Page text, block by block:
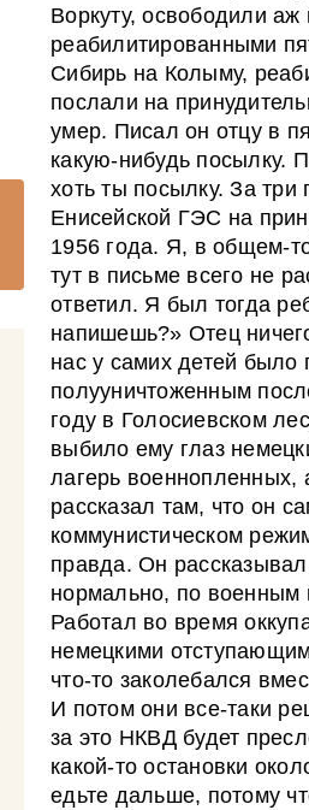
Воркуту, освободили аж
реабилитированными
Сибирь на Колыму,
послали на
умер. Писал он отцу в
какую-нибудь посылку.
хоть ты посылку. За три
Енисейской ГЭС на
1956 года. Я, в общем-
тут в письме всего не
ответил. Я был тогда
напишешь?» Отец
нас у самих детей
полууничтоженным
году в Голосиевском
выбило ему глаз
лагерь военнопленных,
рассказал там, что он
коммунистическом
правда. Он
нормально, по военным
Работал во время
немецкими
что-то заколебался
И потом они все-таки
за это НКВД будет
какой-то остановки
едьте дальше, потому